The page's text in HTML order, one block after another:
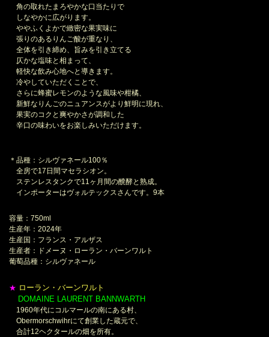
角の取れたまろやかな口当たりで
しなやかに広がります。
ややふくよかで緻密な果実味に
張りのあるりんご酸が重なり、
全体を引き締め、旨みを引き立てる
仄かな塩味と相まって、
軽快な飲み心地へと導きます。
冷やしていただくことで、
さらに蜂蜜レモンのような風味や柑橘、
新鮮なりんごのニュアンスがより鮮明に現れ、
果実のコクと爽やかさが調和した
辛口の味わいをお楽しみいただけます。
＊品種：シルヴァネール100％
全房で17日間マセラシオン。
ステンレスタンクで11ヶ月間の醗酵と熟成。
インポーターはヴォルテックスさんです。9本
容量：750ml
生産年：2024年
生産国：フランス・アルザス
生産者：ドメーヌ・ローラン・バーンワルト
葡萄品種：シルヴァネール
★ ローラン・バーンワルト
DOMAINE LAURENT BANNWARTH
1960年代にコルマールの南にある村、
Obermorschwihrにて創業した蔵元で、
合計12ヘクタールの畑を所有。